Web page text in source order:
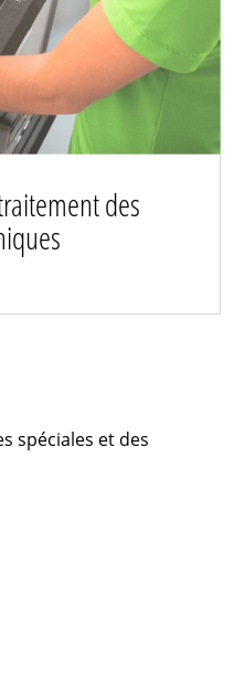
des
spéciales et des